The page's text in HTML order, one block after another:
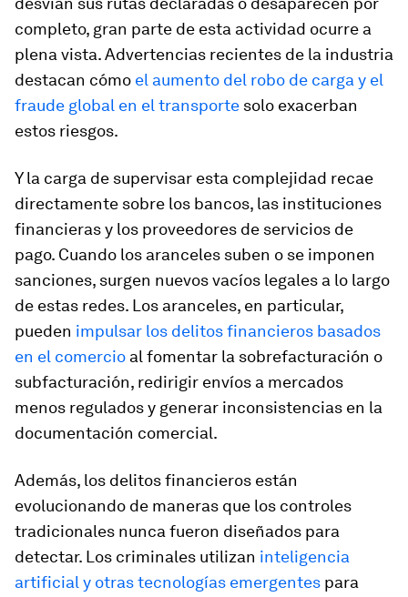
completo, gran parte de esta actividad ocurre a
plena vista. Advertencias recientes de la industria
destacan cómo el aumento del robo de carga y el
fraude global en el transporte solo exacerban
estos riesgos.
Y la carga de supervisar esta complejidad recae
directamente sobre los bancos, las instituciones
financieras y los proveedores de servicios de
pago. Cuando los aranceles suben o se imponen
sanciones, surgen nuevos vacíos legales a lo largo
de estas redes. Los aranceles, en particular,
pueden impulsar los delitos financieros basados
en el comercio al fomentar la sobrefacturación o
subfacturación, redirigir envíos a mercados
menos regulados y generar inconsistencias en la
documentación comercial.
Además, los delitos financieros están
evolucionando de maneras que los controles
tradicionales nunca fueron diseñados para
detectar. Los criminales utilizan inteligencia
artificial y otras tecnologías emergentes para